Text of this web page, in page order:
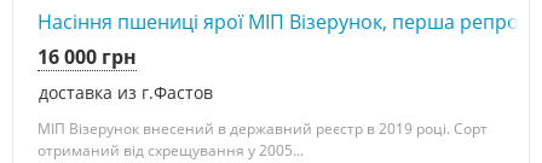
Насіння пшениці ярої МІП Візерунок, перша
доставка из г.Фастов
16 000 грн
МІП Візерунок внесений в державний реєстр в 2019 році. Сорт
отриманий від схрещування у 2005...